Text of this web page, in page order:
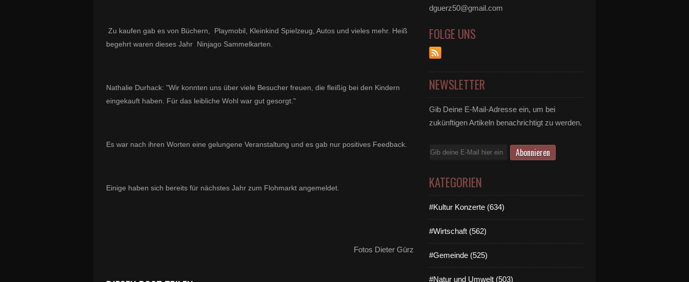
Zu kaufen gab es von Büchern, Playmobil, Kleinkind Spielzeug, Autos und vieles mehr. Heiß
begehrt waren dieses Jahr Ninjago Sammelkarten.
Nathalie Durhack: "Wir konnten uns über viele Besucher freuen, die fleißig bei den Kindern
eingekauft haben. Für das leibliche Wohl war gut gesorgt."
Es war nach ihren Worten eine gelungene Veranstaltung und es gab nur positives Feedback.
Einige haben sich bereits für nächstes Jahr zum Flohmarkt angemeldet.
Fotos Dieter Gürz
dguerz50@gmail.com
FOLGE UNS
NEWSLETTER
Gib Deine E-Mail-Adresse ein, um bei
zukünftigen Artikeln benachrichtigt zu werden.
E-
KATEGORIEN
#Kultur Konzerte (634)
#Wirtschaft (562)
#Gemeinde (525)
#Natur und Umwelt (503)